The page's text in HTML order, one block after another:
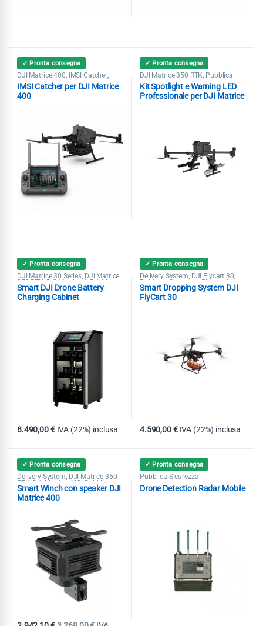
✓ Pronta consegna
DJI Matrice 400, IMSI Catcher,
Pubblica Sicurezza ,Ricerca &
Soccorso
IMSI Catcher per DJI Matrice
400
✓ Pronta consegna
DJI Matrice 350 RTK, Pubblica
Sicurezza,Ricerca & Soccorso,
Spotlight
Kit Spotlight e Warning LED
Professionale per DJI Matrice
✓ Pronta consegna
DJI Matrice 30 Series, DJI Matrice
350 RTK, DJI Matrice 4 DJI Mavic
3 Enterprise ,DJI Mavic 3
Multispectral,Power Station
Pubblica Sicurezza,Ricerca &
Smart DJI Drone Battery
Charging Cabinet
8.490,00€ IVA (22%) inclusa
✓ Pronta consegna
Delivery System, DJI Flycart 30,
Pubblica Sicurezza ,Ricerca &
Soccorso
Smart Dropping System DJI
FlyCart 30
4.590,00€ IVA (22%) inclusa
✓ Pronta consegna
Delivery System, DJI Matrice 350
RTK DJI Matrice 400 Pubblica
Sicurezza,Ricerca & Soccorso
Speaker
Smart Winch con speaker DJI
Matrice 400
✓ Pronta consegna
Pubblica Sicurezza
Drone Detection Radar Mobile